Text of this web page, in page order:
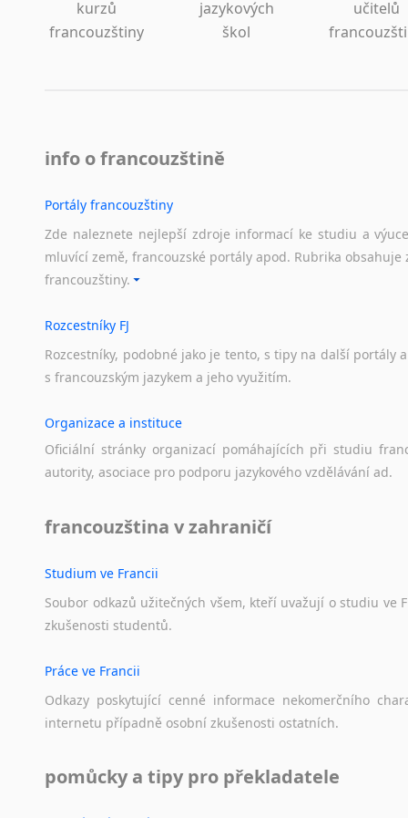
kurzů
francouzštiny
jazykových
škol
učitelů
info o francouzštině
Portály francouzštiny
Zde naleznete nejlepší zdroje informací ke studiu a
mluvící země, francouzské portály apod. Rubrika
francouzštiny.
Rozcestníky FJ
Rozcestníky, podobné jako je tento, s tipy na další portály a
s francouzským jazykem a jeho využitím.
Organizace a instituce
Oficiální stránky organizací pomáhajících při studiu
autority, asociace pro podporu jazykového vzdělávání ad.
francouzština v zahraničí
Studium ve Francii
Soubor odkazů užitečných všem, kteří uvažují o studiu ve
zkušenosti studentů.
Práce ve Francii
Odkazy poskytující cenné informace nekomerčního
internetu případně osobní zkušenosti ostatních.
pomůcky a tipy pro překladatele